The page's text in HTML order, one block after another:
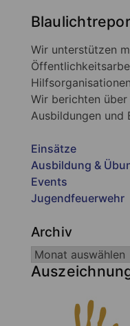
Wir unterstützen
Wir berichten
Ausbildungen und
Einsätze
Ausbildung &
Events
Jugendfeuerwehr
Archiv